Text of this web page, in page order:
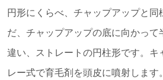
円形にくらべ、チャップアップと同
だ、チャップアップの底に向かって
違い、ストレートの円柱形です。
レー式で育毛剤を頭皮に噴射します